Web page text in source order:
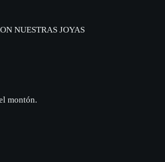
NUESTRAS JOYAS
montón.